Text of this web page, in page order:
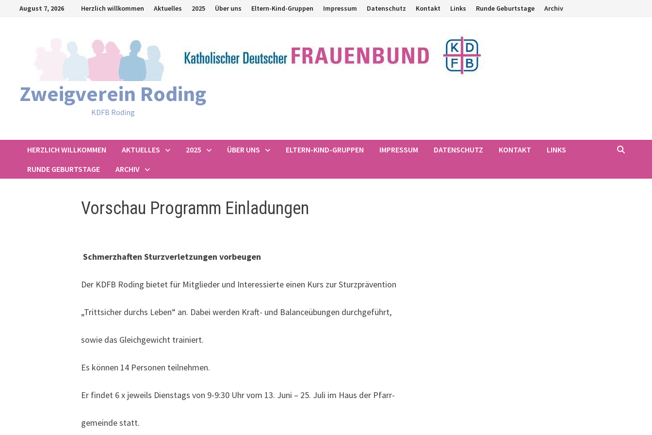
August 7, 2026 Herzlich willkommen Aktuelles 2025 Über uns Eltern-Kind-Gruppen Impressum Datenschutz Kontakt Links Runde Geburtstage Archiv
Zweigverein Roding
KDFB Roding
HERZLICH WILLKOMMEN AKTUELLES 2025 ÜBER UNS ELTERN-KIND-GRUPPEN IMPRESSUM DATENSCHUTZ KONTAKT
LINKS
RUNDE GEBURTSTAGE
ARCHIV
Vorschau Programm Einladungen
Schmerzhaften Sturzverletzungen vorbeugen
Der KDFB Roding bietet für Mitglieder und Interessierte einen Kurs zur Sturzprävention
„Trittsicher durchs Leben“ an. Dabei werden Kraft- und Balanceübungen durchgeführt,
sowie das Gleichgewicht trainiert.
Es können 14 Personen teilnehmen.
Er findet 6 x jeweils Dienstags von 9-9:30 Uhr vom 13. Juni – 25. Juli im Haus der Pfarr-
gemeinde statt.